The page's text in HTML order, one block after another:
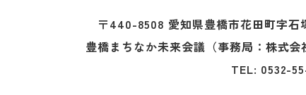
〒440-8508 愛知県豊橋市花田町字石
豊橋まちなか未来会議 （事務局：株式
TEL: 0532-